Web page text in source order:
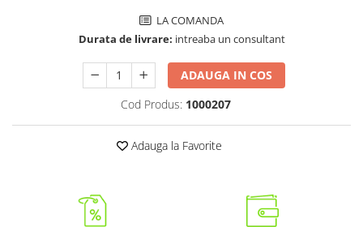
LA COMANDA
Durata de livrare: intreaba un consultant
ADAUGA IN COS
Cod Produs: 1000207
Adauga la Favorite